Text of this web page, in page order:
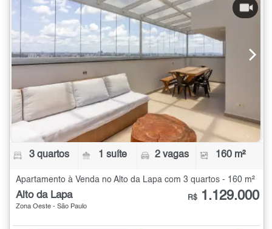
3 quartos 1 suíte 2 vagas 160 m²
Apartamento à Venda no Alto da Lapa com 3 quartos - 160 m²
Alto da Lapa
Zona Oeste - São Paulo
R$ 1.129.000